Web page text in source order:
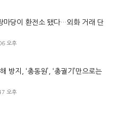
마당이 환전소 됐다…외화 거래 단
오후
방지, ‘총동원’, ‘총궐기’만으로는
오후